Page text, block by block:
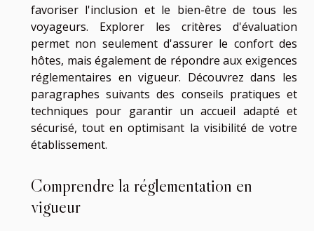
favoriser l'inclusion et le bien-être de tous les
voyageurs. Explorer les critères d'évaluation
permet non seulement d'assurer le confort des
hôtes, mais également de répondre aux exigences
réglementaires en vigueur. Découvrez dans les
paragraphes suivants des conseils pratiques et
techniques pour garantir un accueil adapté et
sécurisé, tout en optimisant la visibilité de votre
établissement.
Comprendre la réglementation en
vigueur